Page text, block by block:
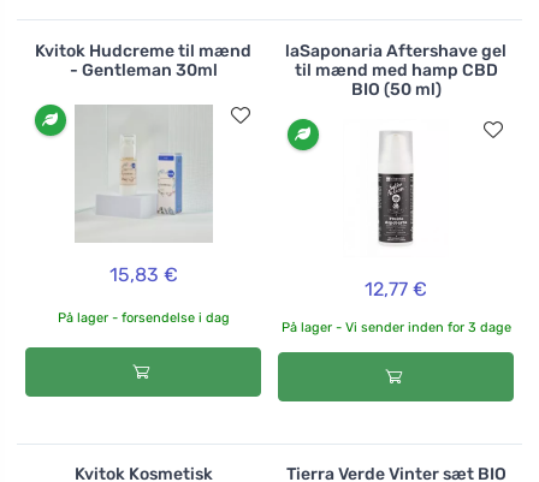
Kvitok Hudcreme til mænd
- Gentleman 30ml
15,83 €
På lager - forsendelse i dag
laSaponaria Aftershave gel
til mænd med hamp CBD
BIO (50 ml)
12,77 €
På lager - Vi sender inden for 3 dage
Kvitok Kosmetisk Tierra Verde Vinter sæt BIO